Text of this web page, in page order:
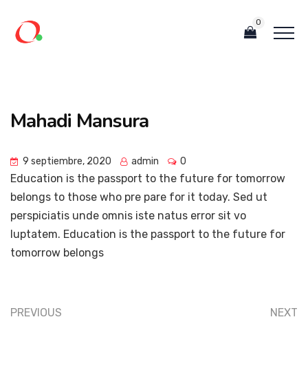
0
Mahadi Mansura
9 septiembre, 2020 admin 0
Education is the passport to the future for tomorrow
belongs to those who pre pare for it today. Sed ut
perspiciatis unde omnis iste natus error sit vo
luptatem. Education is the passport to the future for
tomorrow belongs
PREVIOUS NEXT